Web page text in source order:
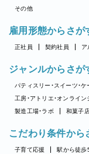
その他
雇用形態からさが
正社員 契約社員 ア
ジャンルからさが
パティスリー・スイーツ・ケ
工房・アトリエ・オンライ
製造工場・ラボ
和菓子
こだわり条件から
子育て応援 駅から徒歩